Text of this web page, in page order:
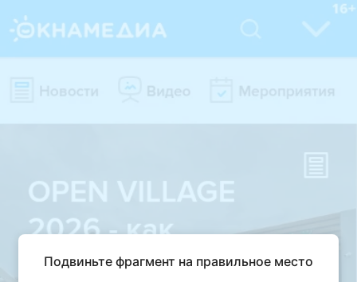
Подвиньте фрагмент на правильное место